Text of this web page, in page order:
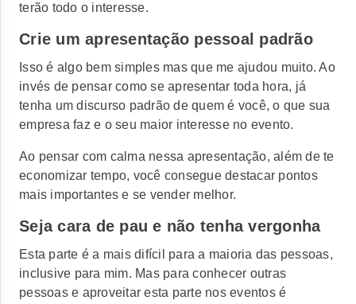
terão todo o interesse.
Crie um apresentação pessoal padrão
Isso é algo bem simples mas que me ajudou muito. Ao
invés de pensar como se apresentar toda hora, já
tenha um discurso padrão de quem é você, o que sua
empresa faz e o seu maior interesse no evento.
Ao pensar com calma nessa apresentação, além de te
economizar tempo, você consegue destacar pontos
mais importantes e se vender melhor.
Seja cara de pau e não tenha vergonha
Esta parte é a mais difícil para a maioria das pessoas,
inclusive para mim. Mas para conhecer outras
pessoas e aproveitar esta parte nos eventos é